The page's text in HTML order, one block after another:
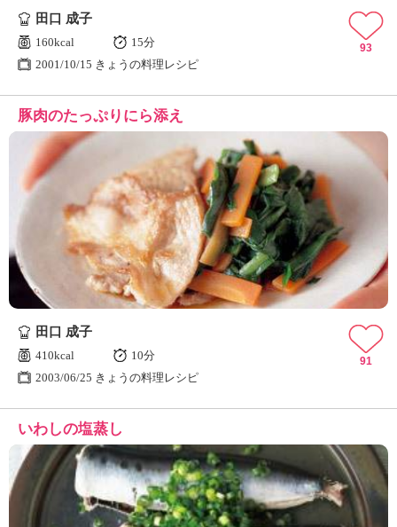
田口 成子
160kcal
15分
2001/10/15 きょうの料理レシピ
93
豚肉のたっぷりにら添え
田口 成子
410kcal
10分
2003/06/25 きょうの料理レシピ
91
いわしの塩蒸し